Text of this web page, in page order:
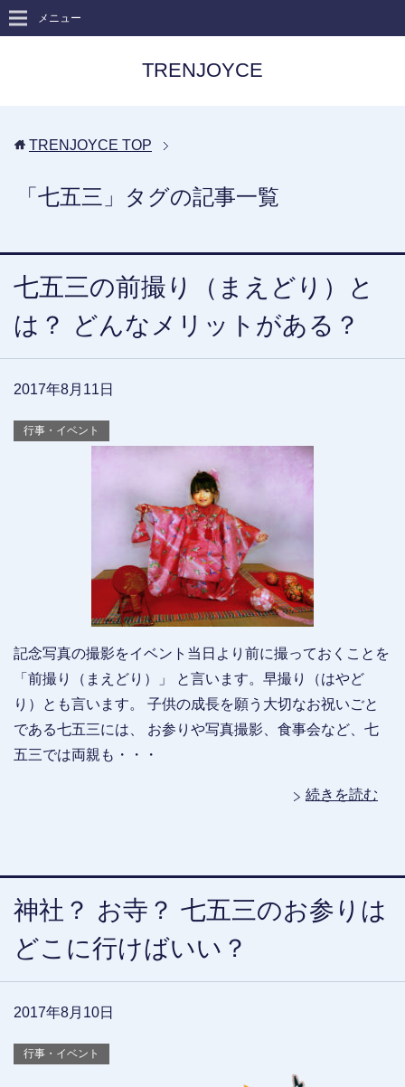
TRENJOYCE
メニュー
TRENJOYCE TOP
「七五三」タグの記事一覧
七五三の前撮り（まえどり）と
は？ どんなメリットがある？
2017年8月11日
行事・イベント
記念写真の撮影をイベント当日より前に撮っておくことを
「前撮り（まえどり）」 と言います。早撮り（はやど
り）とも言います。 子供の成長を願う大切なお祝いごと
である七五三には、 お参りや写真撮影、食事会など、七
五三では両親も・・・
続きを読む
神社？ お寺？ 七五三のお参りは
どこに行けばいい？
2017年8月10日
行事・イベント